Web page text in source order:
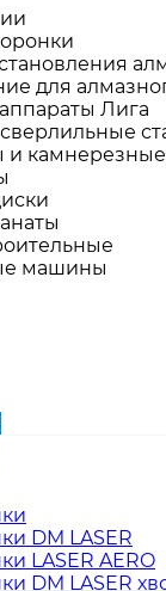
для
Лига
и
машины
DM LASER
LASER AERO
DM LASER